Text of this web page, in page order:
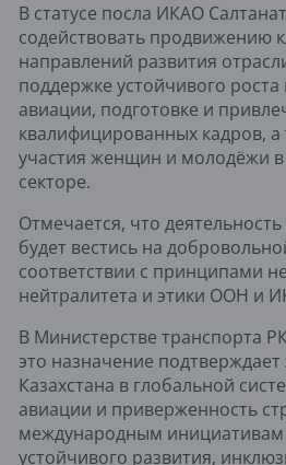
В статусе посла ИКАО
содействовать продвижению
направлений развития
поддержке устойчивого роста
авиации, подготовке и
квалифицированных кадров,
участия женщин и молодёжи
секторе.
Отмечается, что
будет вестись на
соответствии с принципами
нейтралитета и этики ООН и
В Министерстве транспорта
это назначение
Казахстана в глобальной
авиации и приверженность
международным инициативам
устойчивого развития,